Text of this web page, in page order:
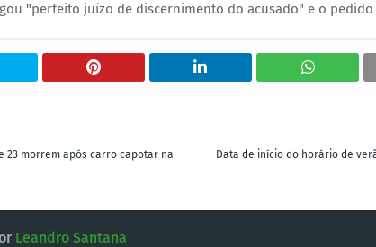
"perfeito juízo de discernimento do acusado" e o
Data de início do horário de
23 morrem após carro capotar na
Leandro Santana